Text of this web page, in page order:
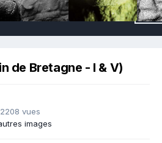
de Bretagne - I & V)
2208 vues
images